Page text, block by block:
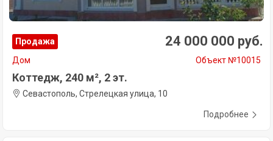
Продажа 24 000 000 руб.
Дом Объект №10015
Коттедж, 240 м², 2 эт.
Севастополь, Стрелецкая улица, 10
Подробнее